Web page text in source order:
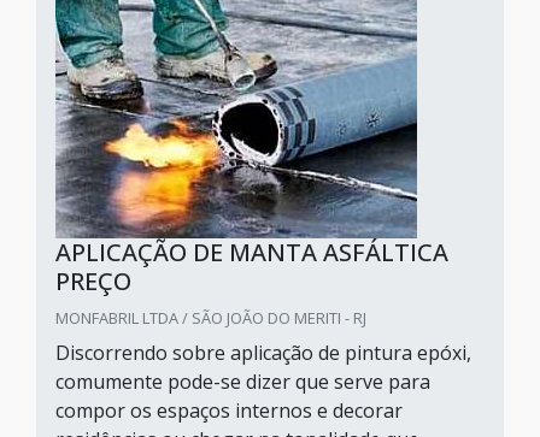
APLICAÇÃO DE MANTA ASFÁLTICA
PREÇO
MONFABRIL LTDA / SÃO JOÃO DO MERITI - RJ
Discorrendo sobre aplicação de pintura epóxi,
comumente pode-se dizer que serve para
compor os espaços internos e decorar